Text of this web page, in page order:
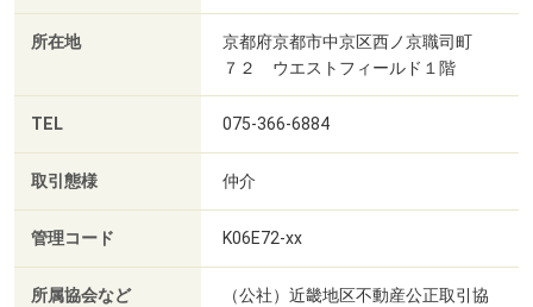
所在地
京都府京都市中京区西ノ京職司町
７２ ウエストフィールド１階
TEL 075-366-6884
取引態様 仲介
管理コード K06E72-xx
所属協会など
（公社）近畿地区不動産公正取引協